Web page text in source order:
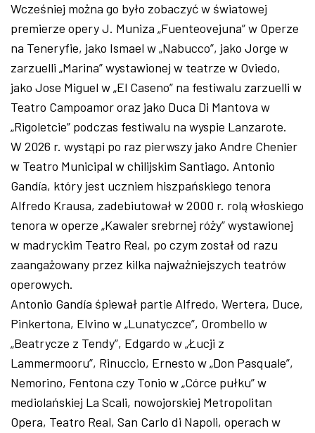
Wcześniej można go było zobaczyć w światowej
premierze opery J. Muniza „Fuenteovejuna” w Operze
na Teneryfie, jako Ismael w „Nabucco”, jako Jorge w
zarzuelli „Marina” wystawionej w teatrze w Oviedo,
jako Jose Miguel w „El Caseno” na festiwalu zarzuelli w
Teatro Campoamor oraz jako Duca Di Mantova w
„Rigoletcie” podczas festiwalu na wyspie Lanzarote.
W 2026 r. wystąpi po raz pierwszy jako Andre Chenier
w Teatro Municipal w chilijskim Santiago. Antonio
Gandía, który jest uczniem hiszpańskiego tenora
Alfredo Krausa, zadebiutował w 2000 r. rolą włoskiego
tenora w operze „Kawaler srebrnej róży” wystawionej
w madryckim Teatro Real, po czym został od razu
zaangażowany przez kilka najważniejszych teatrów
operowych.
Antonio Gandía śpiewał partie Alfredo, Wertera, Duce,
Pinkertona, Elvino w „Lunatyczce”, Orombello w
„Beatrycze z Tendy”, Edgardo w „Łucji z
Lammermooru”, Rinuccio, Ernesto w „Don Pasquale”,
Nemorino, Fentona czy Tonio w „Córce pułku” w
mediolańskiej La Scali, nowojorskiej Metropolitan
Opera, Teatro Real, San Carlo di Napoli, operach w